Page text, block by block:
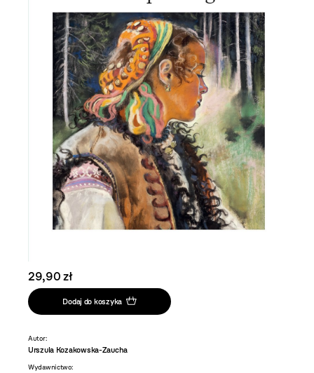
29,90 zł
Dodaj do koszyka
Autor:
Urszula Kozakowska-Zaucha
Wydawnictwo: